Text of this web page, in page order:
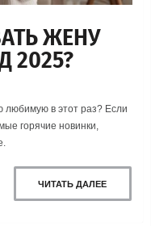
ЖЕНУ
2025?
любимую в этот раз? Если
горячие новинки,
ЧИТАТЬ ДАЛЕЕ